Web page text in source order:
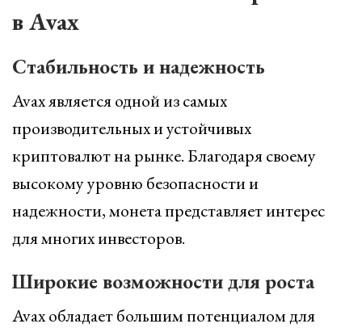
в Avax
Стабильность и надежность
Avax является одной из самых
производительных и устойчивых
криптовалют на рынке. Благодаря своему
высокому уровню безопасности и
надежности, монета представляет интерес
для многих инвесторов.
Широкие возможности для роста
Avax обладает большим потенциалом для